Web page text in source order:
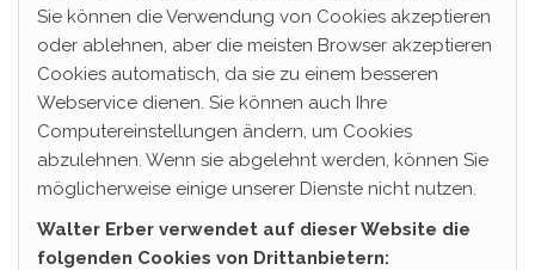
Sie können die Verwendung von Cookies akzeptieren
oder ablehnen, aber die meisten Browser akzeptieren
Cookies automatisch, da sie zu einem besseren
Webservice dienen. Sie können auch Ihre
Computereinstellungen ändern, um Cookies
abzulehnen. Wenn sie abgelehnt werden, können Sie
möglicherweise einige unserer Dienste nicht nutzen.
Walter Erber verwendet auf dieser Website die
folgenden Cookies von Drittanbietern: